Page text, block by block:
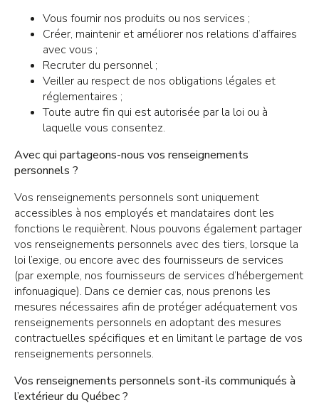
Vous fournir nos produits ou nos services ;
Créer, maintenir et améliorer nos relations d’affaires
avec vous ;
Recruter du personnel ;
Veiller au respect de nos obligations légales et
réglementaires ;
Toute autre fin qui est autorisée par la loi ou à
laquelle vous consentez.
Avec qui partageons-nous vos renseignements
personnels ?
Vos renseignements personnels sont uniquement
accessibles à nos employés et mandataires dont les
fonctions le requièrent. Nous pouvons également partager
vos renseignements personnels avec des tiers, lorsque la
loi l’exige, ou encore avec des fournisseurs de services
(par exemple, nos fournisseurs de services d’hébergement
infonuagique). Dans ce dernier cas, nous prenons les
mesures nécessaires afin de protéger adéquatement vos
renseignements personnels en adoptant des mesures
contractuelles spécifiques et en limitant le partage de vos
renseignements personnels.
Vos renseignements personnels sont-ils communiqués à
l’extérieur du Québec ?